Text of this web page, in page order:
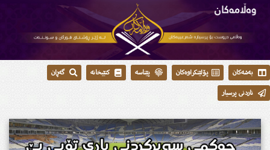
بەشەکان پۆلێنکراوەکان پێناسە کتێبخانە
گەڕان
ناردنی پرسیار